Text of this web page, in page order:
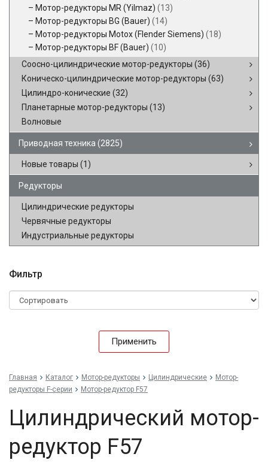
Мотор-редукторы MR (Yilmaz) (13)
Мотор-редукторы BG (Bauer) (14)
Мотор-редукторы Motox (Flender Siemens) (18)
Мотор-редукторы BF (Bauer) (10)
Соосно-цилиндрические мотор-редукторы (36)
Коническо-цилиндрические мотор-редукторы (63)
Цилиндро-конические (32)
Планетарные мотор-редукторы (13)
Волновые
Приводная техника (2825)
Новые товары (1)
Редукторы
Цилиндрические редукторы
Червячные редукторы
Индустриальные редукторы
Фильтр
Применить
Главная Каталог Мотор-редукторы Цилиндрические
Мотор-
редукторы F-серии
Мотор-редуктор F57
Цилиндрический мотор-
редуктор F57